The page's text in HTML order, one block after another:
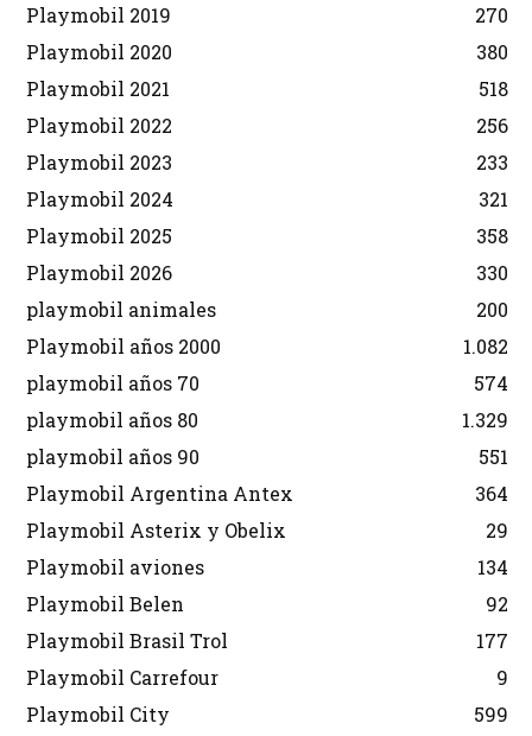
Playmobil 2019
270
Playmobil 2020
380
Playmobil 2021
518
Playmobil 2022
256
Playmobil 2023
233
Playmobil 2024
321
Playmobil 2025
358
Playmobil 2026
330
playmobil animales
200
Playmobil años 2000
1.082
playmobil años 70
574
playmobil años 80
1.329
playmobil años 90
551
Playmobil Argentina Antex
364
Playmobil Asterix y Obelix
29
Playmobil aviones
134
Playmobil Belen
92
Playmobil Brasil Trol
177
Playmobil Carrefour
9
Playmobil City
599